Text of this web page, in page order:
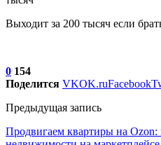
Выходит за 200 тысяч если
0 154
Поделится VKOK.ruFacebook
Предыдущая запись
Продвигаем квартиры на Ozon: